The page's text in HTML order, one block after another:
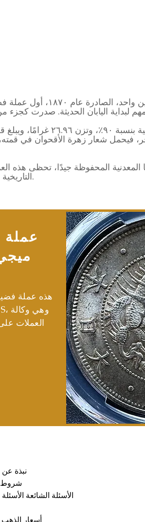
كانت عملة ميجي ٣ فضية
وجهها الآخر، فيحمل شعار زهرة الأقحوان
المعدنية المحفوظة جيدًا، تحظى هذه
التاريخية وتصميمها المتقن يمنحانها مكانة خاصة في تاريخ النقد الياباني.
نبذة
شروط
الأسئلة الشائعة
أسعار